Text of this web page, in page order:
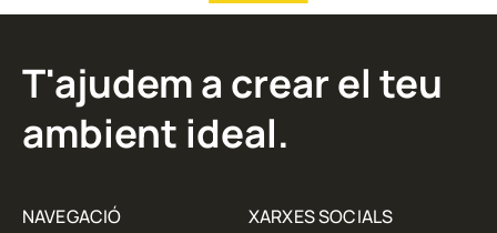
T'ajudem a crear el teu
ambient ideal.
NAVEGACIÓ XARXES SOCIALS